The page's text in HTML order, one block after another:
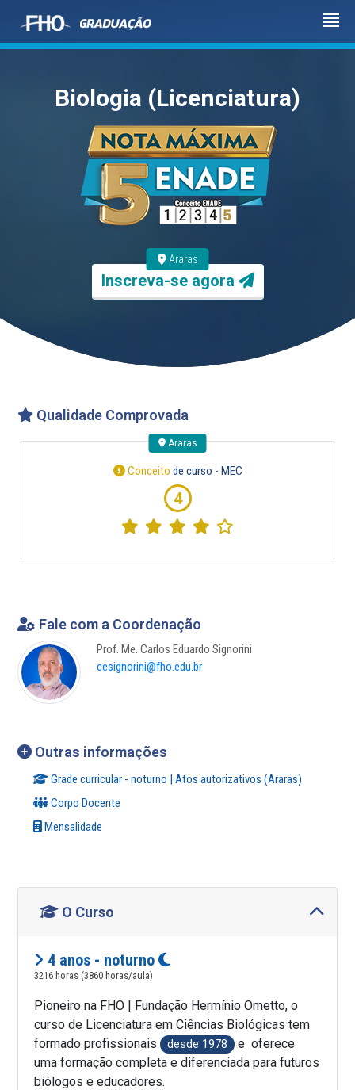
Biologia (Licenciatura)
Araras
Inscreva-se agora
Qualidade Comprovada
Araras
Conceito de curso - MEC
4
Fale com a Coordenação
Prof. Me. Carlos Eduardo Signorini
cesignorini@fho.edu.br
Outras informações
Grade curricular - noturno | Atos autorizativos (Araras)
Corpo Docente
Mensalidade
O Curso
4 anos - noturno
3216 horas (3860 horas/aula)
Pioneiro na FHO | Fundação Hermínio Ometto,o
curso de Licenciatura em Ciências Biológicas tem
formado profissionais desde 1978
e oferece
uma formação completa e diferenciada para futuros
biólogos e educadores.